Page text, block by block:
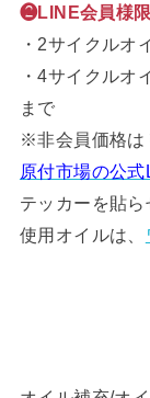
❷LINE会員様
・2サイクルオ
・4サイクル
まで
※非会員価格は
原付市場の公式
テッカーを貼ら
使用オイルは、